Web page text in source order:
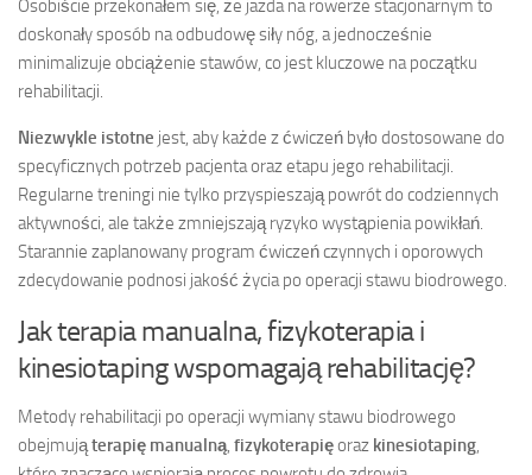
Osobiście przekonałem się, że jazda na rowerze stacjonarnym to
doskonały sposób na odbudowę siły nóg, a jednocześnie
minimalizuje obciążenie stawów, co jest kluczowe na początku
rehabilitacji.
Niezwykle istotne jest, aby każde z ćwiczeń było dostosowane do
specyficznych potrzeb pacjenta oraz etapu jego rehabilitacji.
Regularne treningi nie tylko przyspieszają powrót do codziennych
aktywności, ale także zmniejszają ryzyko wystąpienia powikłań.
Starannie zaplanowany program ćwiczeń czynnych i oporowych
zdecydowanie podnosi jakość życia po operacji stawu biodrowego.
Jak terapia manualna, fizykoterapia i
kinesiotaping wspomagają rehabilitację?
Metody rehabilitacji po operacji wymiany stawu biodrowego
obejmująterapię manualną, fizykoterapięoraz kinesiotaping,